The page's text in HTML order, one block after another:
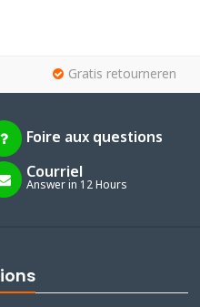
Gratis retourneren
Foire aux questions
Courriel
Answer in 12 Hours